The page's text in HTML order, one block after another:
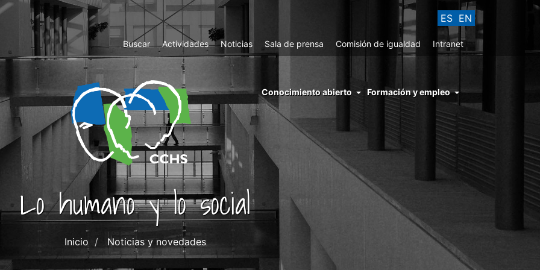
ES EN
Top
Menu
Buscar Actividades Noticias Sala de prensa Comisión de igualdad Intranet
menu
right
cchs
conocimiento
abierto
Conocimiento abierto Formación y empleo
Lo humano y lo social
Inicio Noticias y novedades